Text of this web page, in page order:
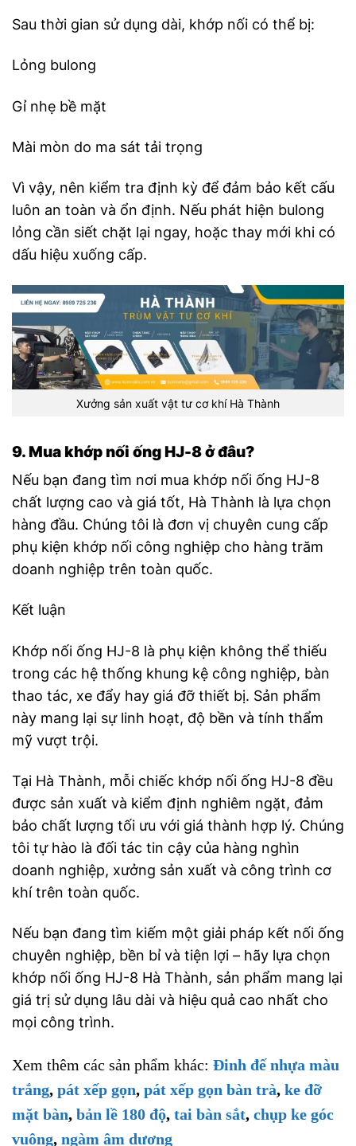
Sau thời gian sử dụng dài, khớp nối có thể bị:
Lỏng bulong
Gỉ nhẹ bề mặt
Mài mòn do ma sát tải trọng
Vì vậy, nên kiểm tra định kỳ để đảm bảo kết cấu
luôn an toàn và ổn định. Nếu phát hiện bulong
lỏng cần siết chặt lại ngay, hoặc thay mới khi có
dấu hiệu xuống cấp.
Xưởng sản xuất vật tư cơ khí Hà Thành
9. Mua khớp nối ống HJ-8 ở đâu?
Nếu bạn đang tìm nơi mua khớp nối ống HJ-8
chất lượng cao và giá tốt, Hà Thành là lựa chọn
hàng đầu. Chúng tôi là đơn vị chuyên cung cấp
phụ kiện khớp nối công nghiệp cho hàng trăm
doanh nghiệp trên toàn quốc.
Kết luận
Khớp nối ống HJ-8 là phụ kiện không thể thiếu
trong các hệ thống khung kệ công nghiệp, bàn
thao tác, xe đẩy hay giá đỡ thiết bị. Sản phẩm
này mang lại sự linh hoạt, độ bền và tính thẩm
mỹ vượt trội.
Tại Hà Thành, mỗi chiếc khớp nối ống HJ-8 đều
được sản xuất và kiểm định nghiêm ngặt, đảm
bảo chất lượng tối ưu với giá thành hợp lý. Chúng
tôi tự hào là đối tác tin cậy của hàng nghìn
doanh nghiệp, xưởng sản xuất và công trình cơ
khí trên toàn quốc.
Nếu bạn đang tìm kiếm một giải pháp kết nối ống
chuyên nghiệp, bền bỉ và tiện lợi – hãy lựa chọn
khớp nối ống HJ-8 Hà Thành, sản phẩm mang lại
giá trị sử dụng lâu dài và hiệu quả cao nhất cho
mọi công trình.
Xem thêm các sản phẩm khác: Đinh đế nhựa màu
trắng, pát xếp gọn, pát xếp gọn bàn trà, ke đỡ
mặt bàn, bản lề 180 độ, tai bàn sắt, chụp ke góc
vuông, ngàm âm dương